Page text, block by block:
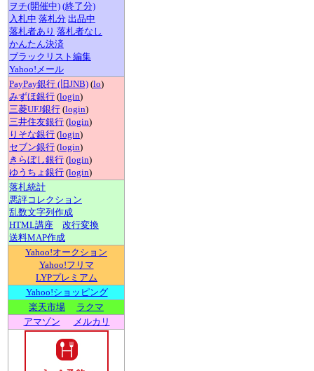
ヲチ(開催中) (終了分)
入札中 落札分 出品中
落札者あり 落札者なし
かんたん決済
ブラックリスト編集
Yahoo!メール
PayPay銀行 (旧JNB) (lo)
みずほ銀行 (login)
三菱UFJ銀行 (login)
三井住友銀行 (login)
りそな銀行 (login)
セブン銀行 (login)
きらぼし銀行 (login)
ゆうちょ銀行 (login)
落札統計
悪評コレクション
乱数文字列作成
HTML講座
改行変換
送料MAP作成
Yahoo!オークション
Yahoo!フリマ
LYPプレミアム
Yahoo!ショッピング
楽天市場
ラクマ
アマゾン
メルカリ